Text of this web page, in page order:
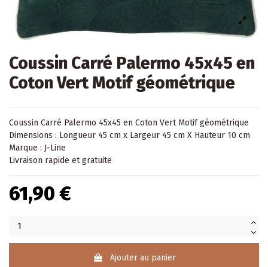
Coussin Carré Palermo 45x45 en
Coton Vert Motif géométrique
Coussin Carré Palermo 45x45 en Coton Vert Motif géométrique
Dimensions : Longueur 45 cm x Largeur 45 cm X Hauteur 10 cm
Marque : J-Line
Livraison rapide et gratuite
61,90 €
Ajouter au panier